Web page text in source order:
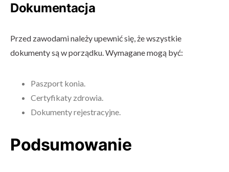
Dokumentacja
Przed zawodami należy upewnić się, że wszystkie
dokumenty są w porządku. Wymagane mogą być:
Paszport konia.
Certyfikaty zdrowia.
Dokumenty rejestracyjne.
Podsumowanie